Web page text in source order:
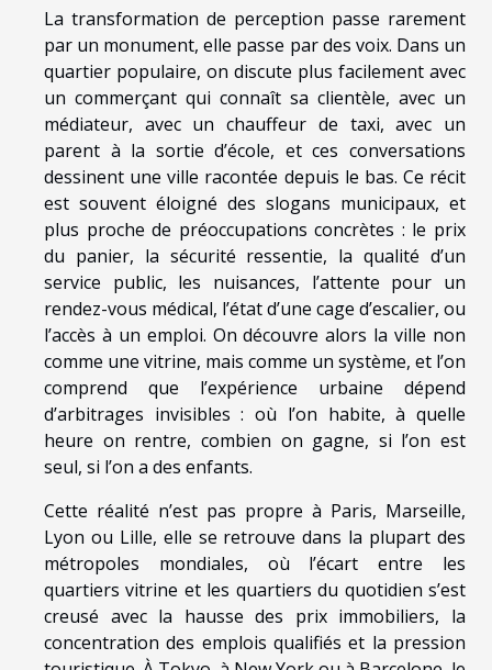
La transformation de perception passe rarement
par un monument, elle passe par des voix. Dans un
quartier populaire, on discute plus facilement avec
un commerçant qui connaît sa clientèle, avec un
médiateur, avec un chauffeur de taxi, avec un
parent à la sortie d’école, et ces conversations
dessinent une ville racontée depuis le bas. Ce récit
est souvent éloigné des slogans municipaux, et
plus proche de préoccupations concrètes : le prix
du panier, la sécurité ressentie, la qualité d’un
service public, les nuisances, l’attente pour un
rendez-vous médical, l’état d’une cage d’escalier, ou
l’accès à un emploi. On découvre alors la ville non
comme une vitrine, mais comme un système, et l’on
comprend que l’expérience urbaine dépend
d’arbitrages invisibles : où l’on habite, à quelle
heure on rentre, combien on gagne, si l’on est
seul, si l’on a des enfants.
Cette réalité n’est pas propre à Paris, Marseille,
Lyon ou Lille, elle se retrouve dans la plupart des
métropoles mondiales, où l’écart entre les
quartiers vitrine et les quartiers du quotidien s’est
creusé avec la hausse des prix immobiliers, la
concentration des emplois qualifiés et la pression